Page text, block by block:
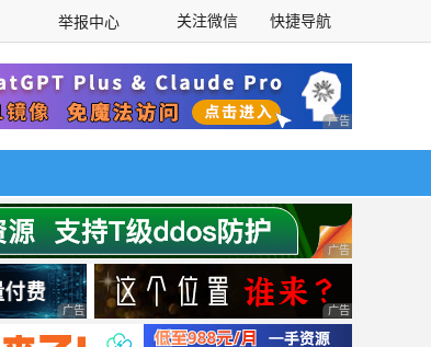
举报中心 关注微信 快捷导航
广告 商业广告，理
广告 商业广告，理
广告 商业广告，理性选择 广告 商业广告，理